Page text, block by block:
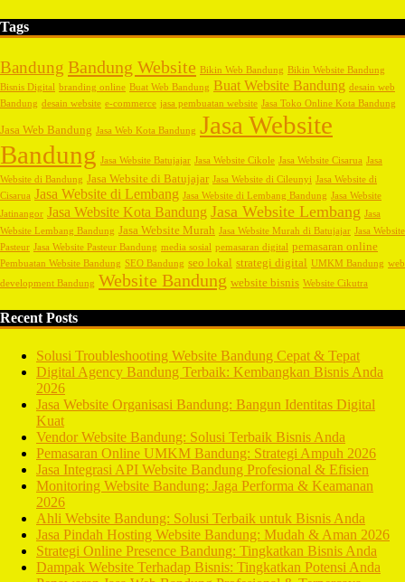
Tags
Bandung Bandung Website Bikin Web Bandung Bikin Website Bandung
Bisnis Digital branding online Buat Web Bandung Buat Website Bandung desain web
Bandung desain website e-commerce jasa pembuatan website Jasa Toko Online Kota Bandung
Jasa Web Bandung Jasa Web Kota Bandung Jasa Website
Bandung Jasa Website Batujajar Jasa Website Cikole Jasa Website Cisarua Jasa
Website di Bandung Jasa Website di Batujajar Jasa Website di Cileunyi Jasa Website di
Cisarua Jasa Website di Lembang Jasa Website di Lembang Bandung Jasa Website
Jatinangor Jasa Website Kota Bandung Jasa Website Lembang Jasa
Website Lembang Bandung Jasa Website Murah Jasa Website Murah di Batujajar Jasa Website
Pasteur Jasa Website Pasteur Bandung media sosial pemasaran digital pemasaran online
Pembuatan Website Bandung SEO Bandung seo lokal strategi digital UMKM Bandung web
development Bandung Website Bandung website bisnis Website Cikutra
Recent Posts
Solusi Troubleshooting Website Bandung Cepat & Tepat
Digital Agency Bandung Terbaik: Kembangkan Bisnis Anda
2026
Jasa Website Organisasi Bandung: Bangun Identitas Digital
Kuat
Vendor Website Bandung: Solusi Terbaik Bisnis Anda
Pemasaran Online UMKM Bandung: Strategi Ampuh 2026
Jasa Integrasi API Website Bandung Profesional & Efisien
Monitoring Website Bandung: Jaga Performa & Keamanan
2026
Ahli Website Bandung: Solusi Terbaik untuk Bisnis Anda
Jasa Pindah Hosting Website Bandung: Mudah & Aman 2026
Strategi Online Presence Bandung: Tingkatkan Bisnis Anda
Dampak Website Terhadap Bisnis: Tingkatkan Potensi Anda